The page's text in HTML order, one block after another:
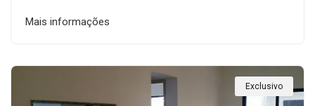
Mais informações
Exclusivo